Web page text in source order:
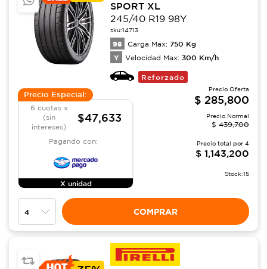
SPORT XL
245/40 R19 98Y
sku:14713
98 Carga Max: 750 Kg
Y Velocidad Max: 300 Km/h
Reforzado
Precio Especial:
6 cuotas x
(sin
intereses)
$47,633
Pagando con:
X unidad
Precio Oferta
$ 285,800
Precio Normal
$ 439,700
Precio total por 4
$ 1,143,200
Stock:15
COMPRAR